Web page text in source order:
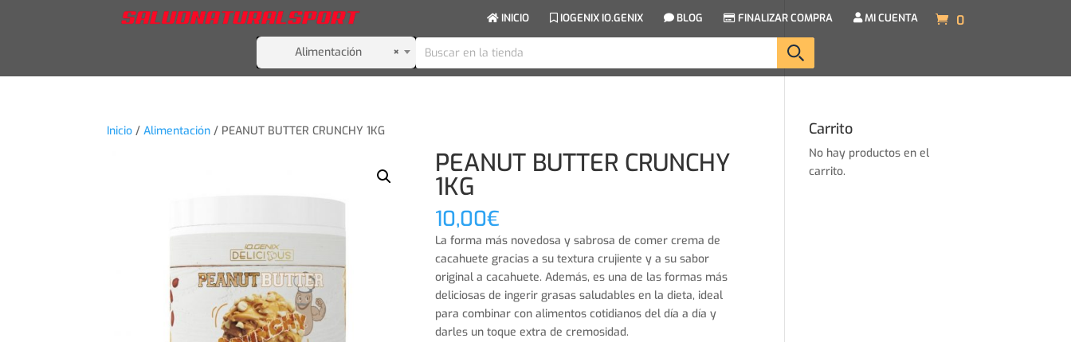
INICIO IOGENIX IO.GENIX BLOG FINALIZAR COMPRA MI CUENTA 0
×
Alimentación
Inicio /Alimentación / PEANUT BUTTER CRUNCHY 1KG
PEANUT BUTTER CRUNCHY
1KG
10,00€
La forma más novedosa y sabrosa de comer crema de
cacahuete gracias a su textura crujiente y a su sabor
original a cacahuete. Además, es una de las formas más
deliciosas de ingerir grasas saludables en la dieta, ideal
para combinar con alimentos cotidianos del día a día y
darles un toque extra de cremosidad.
Carrito
No hay productos en el
carrito.